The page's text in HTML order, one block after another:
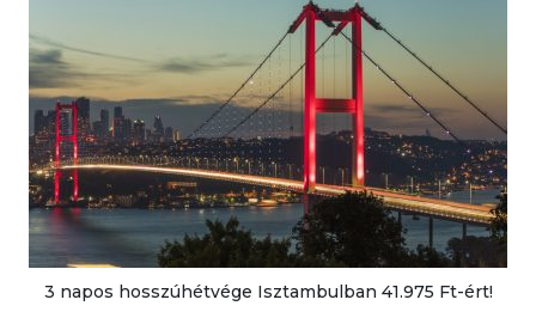
3 napos hosszúhétvége Isztambulban 41.975 Ft-ért!